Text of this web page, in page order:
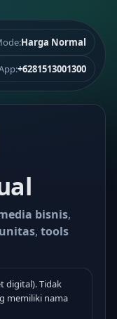
Harga Normal
+6281513001300
bisnis,
, tools
digital). Tidak
memiliki nama